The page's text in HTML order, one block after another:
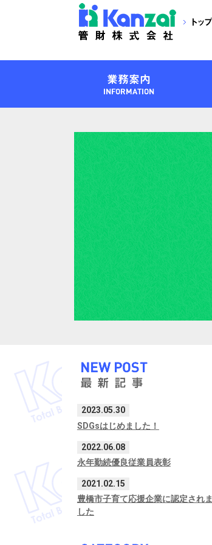
2023.05.30
SDGsはじめました！
2022.06.08
永年勤続優良従業員表彰
2021.02.15
豊橋市子育て応援企業に認定されま
した